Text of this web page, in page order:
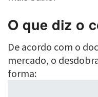
O que diz o
De acordo com o
mercado, o
forma: